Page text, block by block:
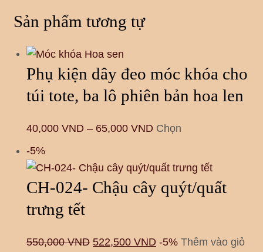
Sản phẩm tương tự
Phụ kiện dây đeo móc khóa cho
túi tote, ba lô phiên bản hoa len
40,000 VND – 65,000 VND Chọn
-5%
CH-024- Chậu cây quýt/quất
trưng tết
550,000VND 522,500 VND -5% Thêm vào giỏ